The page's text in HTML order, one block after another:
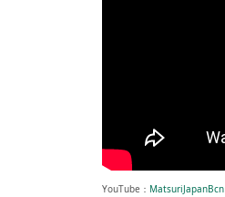
YouTube： MatsuriJapanBcn